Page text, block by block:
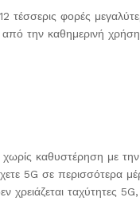
φορές
την καθημερινή
χωρίς καθυστέρηση με
5G σε περισσότερα
ταχύτητες 5G,